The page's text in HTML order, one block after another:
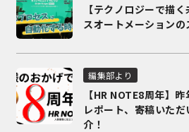
【テクノロジーで描
スオートメーションの
編集部より
【HR NOTE8周年】
レポート、寄稿いた
介！